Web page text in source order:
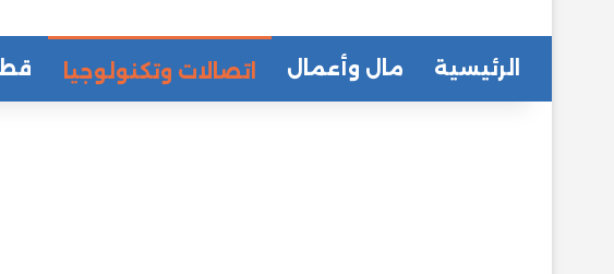
الرئيسية مال وأعمال اتصالات وتكنولوجيا